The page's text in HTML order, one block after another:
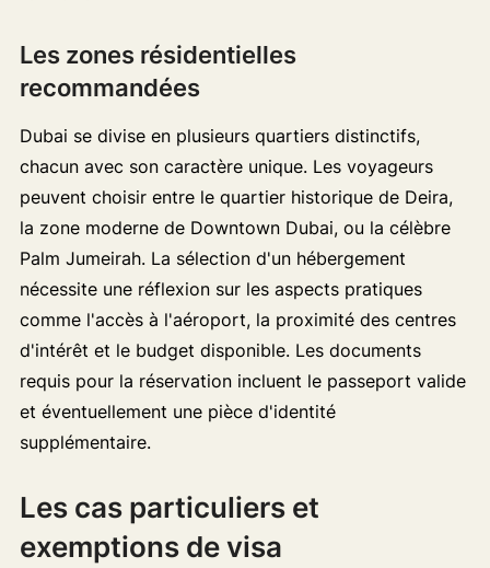
Les zones résidentielles
recommandées
Dubai se divise en plusieurs quartiers distinctifs,
chacun avec son caractère unique. Les voyageurs
peuvent choisir entre le quartier historique de Deira,
la zone moderne de Downtown Dubai, ou la célèbre
Palm Jumeirah. La sélection d'un hébergement
nécessite une réflexion sur les aspects pratiques
comme l'accès à l'aéroport, la proximité des centres
d'intérêt et le budget disponible. Les documents
requis pour la réservation incluent le passeport valide
et éventuellement une pièce d'identité
supplémentaire.
Les cas particuliers et
exemptions de visa